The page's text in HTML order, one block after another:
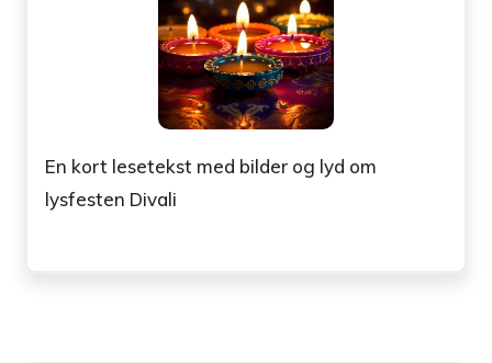
En kort lesetekst med bilder og lyd om
lysfesten Divali